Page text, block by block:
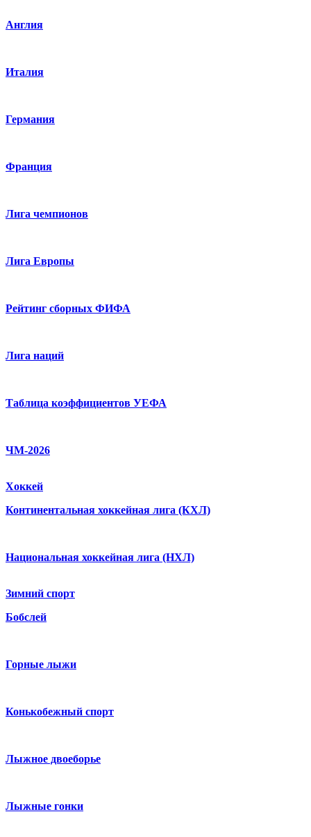
Англия
Италия
Германия
Франция
Лига чемпионов
Лига Европы
Рейтинг сборных ФИФА
Лига наций
Таблица коэффициентов УЕФА
ЧМ-2026
Хоккей
Континентальная хоккейная лига (КХЛ)
Национальная хоккейная лига (НХЛ)
Зимний спорт
Бобслей
Горные лыжи
Конькобежный спорт
Лыжное двоеборье
Лыжные гонки